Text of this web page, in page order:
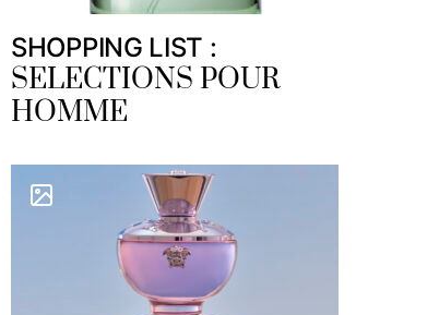
SHOPPING LIST :
SELECTIONS POUR
HOMME